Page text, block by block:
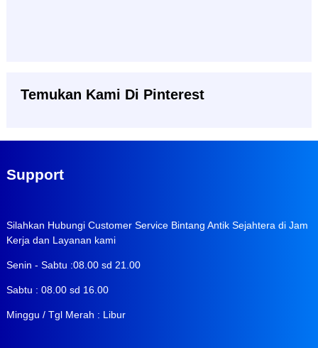
Temukan Kami Di Pinterest
Support
Silahkan Hubungi Customer Service Bintang Antik Sejahtera di Jam
Kerja dan Layanan kami
Senin - Sabtu :08.00 sd 21.00
Sabtu : 08.00 sd 16.00
Minggu / Tgl Merah : Libur